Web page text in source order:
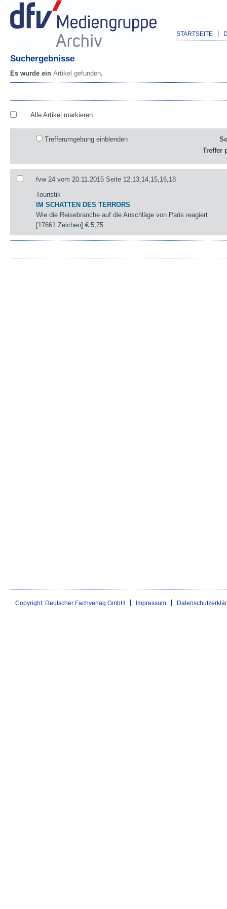
STARTSEITE
Suchergebnisse
Es wurde ein Artikel gefunden.
Alle Artikel markieren
Trefferumgebung einblenden
Treffer
fvw 24 vom 20.11.2015 Seite 12,13,14,15,16,18
Touristik
IM SCHATTEN DES TERRORS
Wie die Reisebranche auf die Anschläge von Paris reagiert
[17661 Zeichen]€ 5,75
Copyright: Deutscher Fachverlag GmbH Impressum